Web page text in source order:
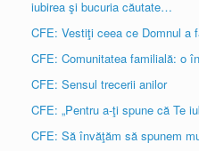
iubirea şi bucuria căutate…
CFE: Vestiţi ceea ce Domnul a
CFE: Comunitatea familială: o
CFE: Sensul trecerii anilor
CFE: „Pentru a-ţi spune că Te
CFE: Să învăţăm să spunem